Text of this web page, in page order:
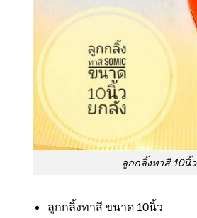
ลูกกลิ้งทาสี 10นิ้ว
ลูกกลิ้งทาสี ขนาด 10นิ้ว